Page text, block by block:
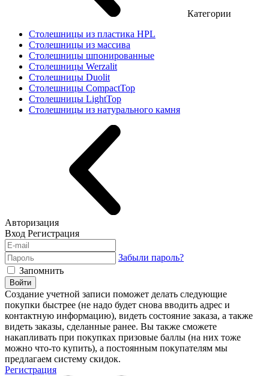
Категории
Столешницы из пластика HPL
Столешницы из массива
Столешницы шпонированные
Столешницы Werzalit
Столешницы Duolit
Столешницы CompactTop
Столешницы LightTop
Столешницы из натурального камня
Авторизация
Вход Регистрация
Забыли пароль?
Запомнить
Войти
Создание учетной записи поможет делать следующие
покупки быстрее (не надо будет снова вводить адрес и
контактную информацию), видеть состояние заказа, а также
видеть заказы, сделанные ранее. Вы также сможете
накапливать при покупках призовые баллы (на них тоже
можно что-то купить), а постоянным покупателям мы
предлагаем систему скидок.
Регистрация